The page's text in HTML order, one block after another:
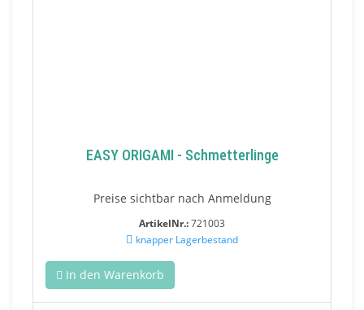
EASY ORIGAMI - Schmetterlinge
Preise sichtbar nach Anmeldung
ArtikelNr.:721003
knapper Lagerbestand
In den Warenkorb